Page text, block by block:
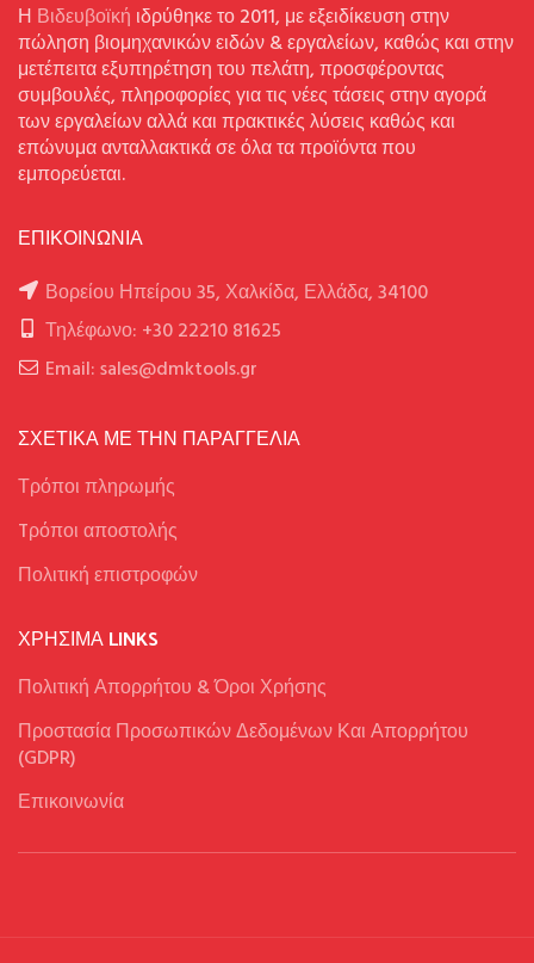
Η Βιδευβοϊκή ιδρύθηκε το 2011, με εξειδίκευση στην
πώληση βιομηχανικών ειδών & εργαλείων, καθώς και στην
μετέπειτα εξυπηρέτηση του πελάτη, προσφέροντας
συμβουλές, πληροφορίες για τις νέες τάσεις στην αγορά
των εργαλείων αλλά και πρακτικές λύσεις καθώς και
επώνυμα ανταλλακτικά σε όλα τα προϊόντα που
εμπορεύεται.
ΕΠΙΚΟΙΝΩΝΙΑ
Βορείου Ηπείρου 35, Χαλκίδα, Ελλάδα, 34100
Τηλέφωνο: +30 22210 81625
Email: sales@dmktools.gr
ΣΧΕΤΙΚΑ ΜΕ ΤΗΝ ΠΑΡΑΓΓΕΛΙΑ
Τρόποι πληρωμής
Tρόποι αποστολής
Πολιτική επιστροφών
ΧΡΉΣΙΜΑ LINKS
Πολιτική Απορρήτου & Όροι Χρήσης
Προστασία Προσωπικών Δεδομένων Και Απορρήτου
(GDPR)
Επικοινωνία